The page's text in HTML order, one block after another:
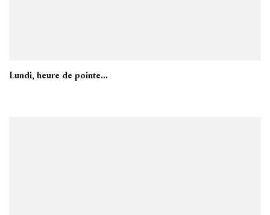
Lundi, heure de pointe…